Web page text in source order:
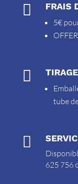
 FRAIS
5€

tube

625 756